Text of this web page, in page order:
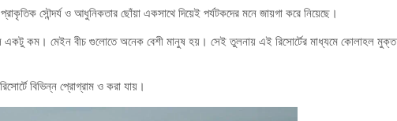
প্রাকৃতিক সৌন্দর্য ও আধুনিকতার ছোঁয়া একসাথে দিয়েই পর্যটকদের মনে জায়গা করে নিয়েছে।
একটু কম। মেইন বীচ গুলোতে অনেক বেশী মানুষ হয়। সেই তুলনায় এই রিসোর্টের মাধ্যমে কোলাহল মুক্ত
বিভিন্ন প্রোগ্রাম ও করা যায়।